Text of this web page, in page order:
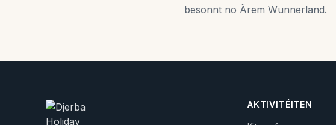
besonnt no Ärem Wunnerland.
AKTIVITÉITEN